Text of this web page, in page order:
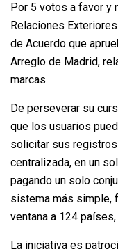
Por 5 votos a favor y
Relaciones
de Acuerdo que
Arreglo de Madrid,
marcas.
De perseverar su
que los usuarios
solicitar sus
centralizada, en un
pagando un solo
sistema más simple,
ventana a 124
La iniciativa es